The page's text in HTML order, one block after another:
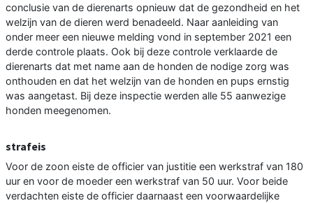
conclusie van de dierenarts opnieuw dat de gezondheid en het
welzijn van de dieren werd benadeeld. Naar aanleiding van
onder meer een nieuwe melding vond in september 2021 een
derde controle plaats. Ook bij deze controle verklaarde de
dierenarts dat met name aan de honden de nodige zorg was
onthouden en dat het welzijn van de honden en pups ernstig
was aangetast. Bij deze inspectie werden alle 55 aanwezige
honden meegenomen.
strafeis
Voor de zoon eiste de officier van justitie een werkstraf van 180
uur en voor de moeder een werkstraf van 50 uur. Voor beide
verdachten eiste de officier daarnaast een voorwaardelijke